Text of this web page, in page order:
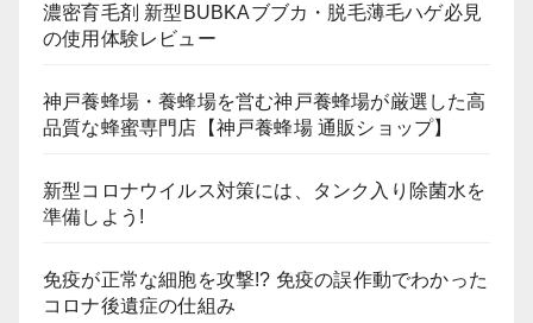
濃密育毛剤 新型BUBKAブブカ・脱毛薄毛ハゲ必見
の使用体験レビュー
神戸養蜂場・養蜂場を営む神戸養蜂場が厳選した高
品質な蜂蜜専門店【神戸養蜂場 通販ショップ】
新型コロナウイルス対策には、タンク入り除菌水を
準備しよう!
免疫が正常な細胞を攻撃!? 免疫の誤作動でわかった
コロナ後遺症の仕組み